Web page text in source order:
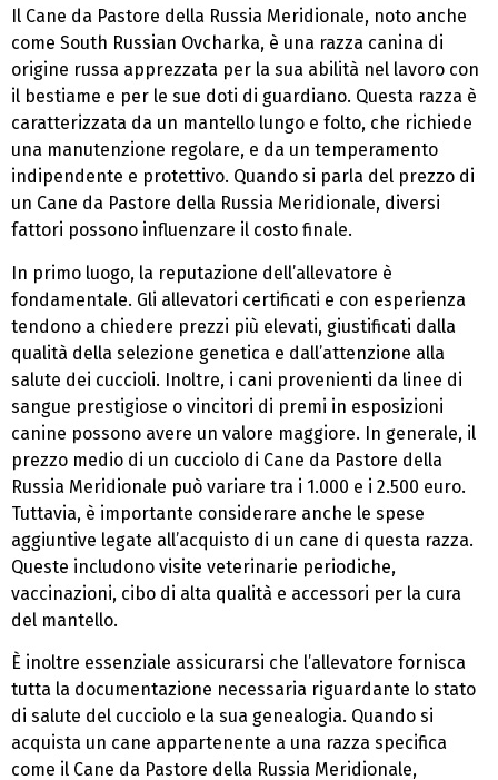
Il Cane da Pastore della Russia Meridionale, noto anche
come South Russian Ovcharka, è una razza canina di
origine russa apprezzata per la sua abilità nel lavoro con
il bestiame e per le sue doti di guardiano. Questa razza è
caratterizzata da un mantello lungo e folto, che richiede
una manutenzione regolare, e da un temperamento
indipendente e protettivo. Quando si parla del prezzo di
un Cane da Pastore della Russia Meridionale, diversi
fattori possono influenzare il costo finale.
In primo luogo, la reputazione dell’allevatore è
fondamentale. Gli allevatori certificati e con esperienza
tendono a chiedere prezzi più elevati, giustificati dalla
qualità della selezione genetica e dall’attenzione alla
salute dei cuccioli. Inoltre, i cani provenienti da linee di
sangue prestigiose o vincitori di premi in esposizioni
canine possono avere un valore maggiore. In generale, il
prezzo medio di un cucciolo di Cane da Pastore della
Russia Meridionale può variare tra i 1.000 e i 2.500 euro.
Tuttavia, è importante considerare anche le spese
aggiuntive legate all’acquisto di un cane di questa razza.
Queste includono visite veterinarie periodiche,
vaccinazioni, cibo di alta qualità e accessori per la cura
del mantello.
È inoltre essenziale assicurarsi che l’allevatore fornisca
tutta la documentazione necessaria riguardante lo stato
di salute del cucciolo e la sua genealogia. Quando si
acquista un cane appartenente a una razza specifica
come il Cane da Pastore della Russia Meridionale,